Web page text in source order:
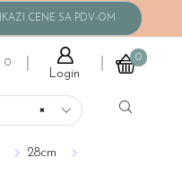
0
Login
0
×
28cm